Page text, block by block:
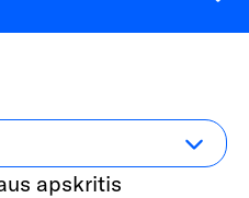
apskritis